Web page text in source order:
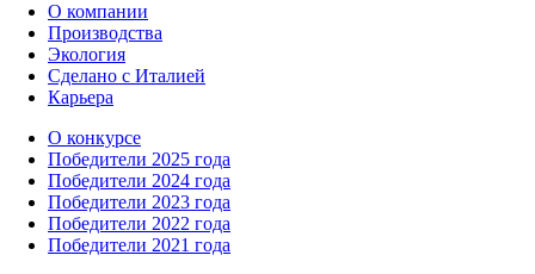
О компании
Производства
Экология
Сделано с Италией
Карьера
О конкурсе
Победители 2025 года
Победители 2024 года
Победители 2023 года
Победители 2022 года
Победители 2021 года